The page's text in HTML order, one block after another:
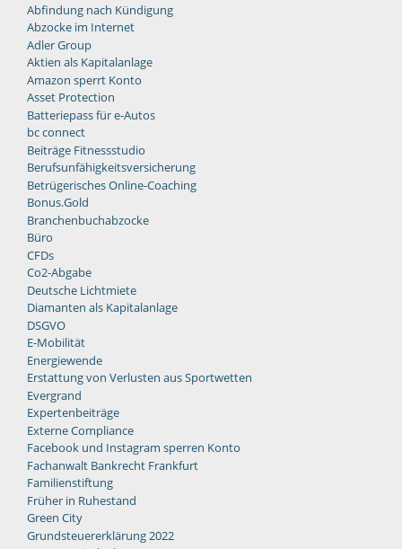
Abfindung nach Kündigung
Abzocke im Internet
Adler Group
Aktien als Kapitalanlage
Amazon sperrt Konto
Asset Protection
Batteriepass für e-Autos
bc connect
Beiträge Fitnessstudio
Berufsunfähigkeitsversicherung
Betrügerisches Online-Coaching
Bonus.Gold
Branchenbuchabzocke
Büro
CFDs
Co2-Abgabe
Deutsche Lichtmiete
Diamanten als Kapitalanlage
DSGVO
E-Mobilität
Energiewende
Erstattung von Verlusten aus Sportwetten
Evergrand
Expertenbeiträge
Externe Compliance
Facebook und Instagram sperren Konto
Fachanwalt Bankrecht Frankfurt
Familienstiftung
Früher in Ruhestand
Green City
Grundsteuererklärung 2022